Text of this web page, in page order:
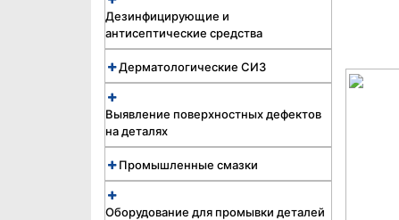
Дезинфицирующие и
антисептические средства
Дерматологические СИЗ
Выявление поверхностных дефектов
на деталях
Промышленные смазки
Оборудование для промывки деталей